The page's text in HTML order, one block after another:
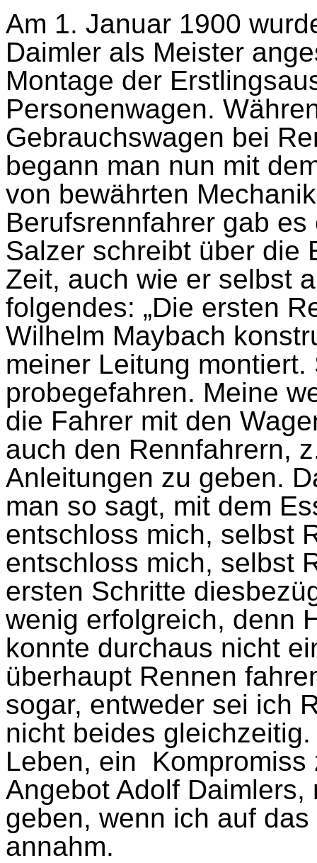
Am 1. Januar 1900
Daimler als Meister
Montage der
Personenwagen.
Gebrauchswagen bei
begann man nun mit
von bewährten
Berufsrennfahrer gab
Salzer schreibt über die
Zeit, auch wie er selbst
folgendes: „Die ersten
Wilhelm Maybach
meiner Leitung
probegefahren. Meine
die Fahrer mit den
auch den Rennfahrern,
Anleitungen zu geben.
man so sagt, mit dem
entschloss mich, selbst
entschloss mich, selbst
ersten Schritte
wenig erfolgreich, denn
konnte durchaus nicht
überhaupt Rennen
sogar, entweder sei ich
nicht beides
Leben, ein
Angebot Adolf
geben, wenn ich auf
annahm.